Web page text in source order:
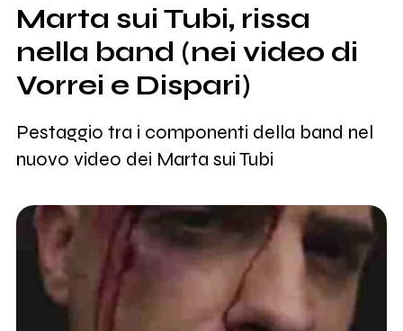
SHOP
RADIO
Marta sui Tubi, rissa
nella band (nei video di
Vorrei e Dispari)
Pestaggio tra i componenti della band nel
nuovo video dei Marta sui Tubi